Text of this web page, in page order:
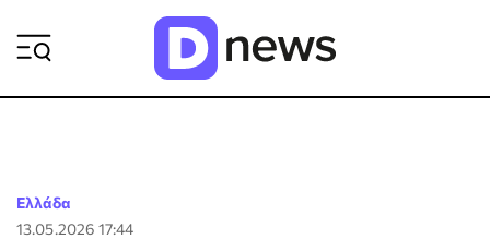
Ελλάδα
13.05.2026 17:44